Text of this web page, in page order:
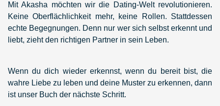
Mit Akasha möchten wir die Dating-Welt revolutionieren.
Keine Oberflächlichkeit mehr, keine Rollen. Stattdessen
echte Begegnungen. Denn nur wer sich selbst erkennt und
liebt, zieht den richtigen Partner in sein Leben.
Wenn du dich wieder erkennst, wenn du bereit bist, die
wahre Liebe zu leben und deine Muster zu erkennen, dann
ist unser Buch der nächste Schritt.